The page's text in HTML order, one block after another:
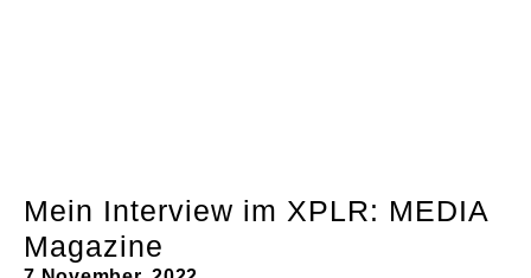
Mein Interview im XPLR: MEDIA
Magazine